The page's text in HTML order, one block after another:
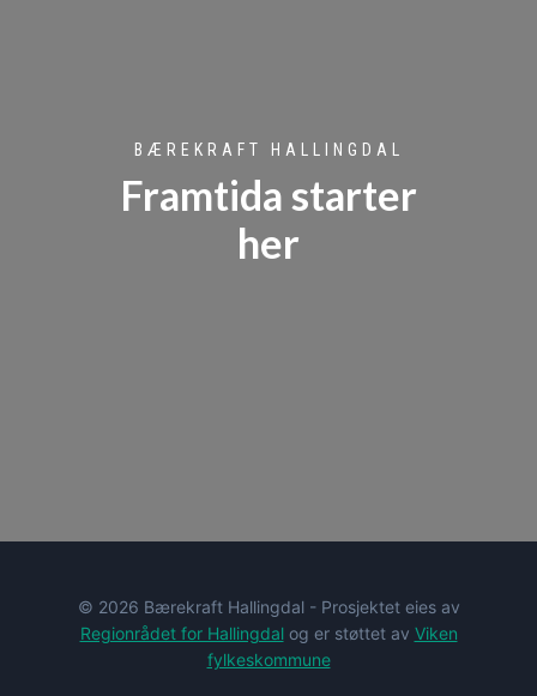
BÆREKRAFT HALLINGDAL
Framtida starter
her
© 2026 Bærekraft Hallingdal - Prosjektet eies av
Regionrådet for Hallingdalog er støttet av Viken
fylkeskommune